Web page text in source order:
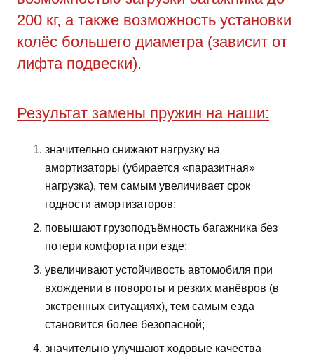
200 кг, а также возможность установки
колёс большего диаметра (зависит от
лифта подвески).
Результат замены пружин на наши:
значительно снижают нагрузку на
амортизаторы (убирается «паразитная»
нагрузка), тем самым увеличивает срок
годности амортизаторов;
повышают грузоподъёмность багажника без
потери комфорта при езде;
увеличивают устойчивость автомобиля при
вхождении в повороты и резких манёвров (в
экстренных ситуациях), тем самым езда
становится более безопасной;
значительно улучшают ходовые качества